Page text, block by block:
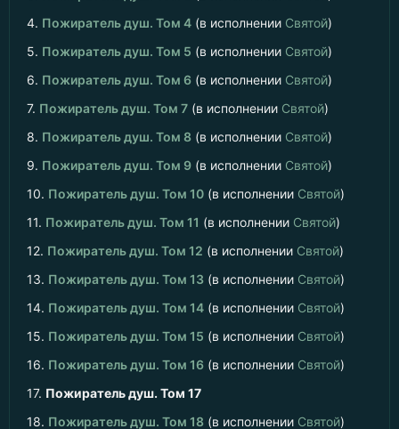
4. Пожиратель душ. Том 4 (в исполнении Святой)
5. Пожиратель душ. Том 5 (в исполнении Святой)
6. Пожиратель душ. Том 6 (в исполнении Святой)
7. Пожиратель душ. Том 7 (в исполнении Святой)
8. Пожиратель душ. Том 8 (в исполнении Святой)
9. Пожиратель душ. Том 9 (в исполнении Святой)
10. Пожиратель душ. Том 10 (в исполнении Святой)
11. Пожиратель душ. Том 11 (в исполнении Святой)
12. Пожиратель душ. Том 12 (в исполнении Святой)
13. Пожиратель душ. Том 13 (в исполнении Святой)
14. Пожиратель душ. Том 14 (в исполнении Святой)
15. Пожиратель душ. Том 15 (в исполнении Святой)
16. Пожиратель душ. Том 16 (в исполнении Святой)
17. Пожиратель душ. Том 17
18. Пожиратель душ. Том 18 (в исполнении Святой)